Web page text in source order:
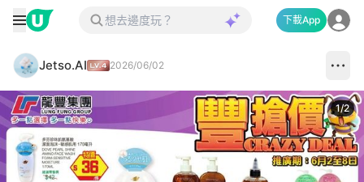
下載App
Jetso.AI 2026/06/02
1/2